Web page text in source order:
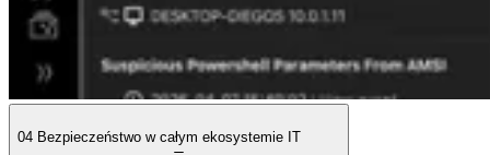
04 Bezpieczeństwo w całym ekosystemie IT